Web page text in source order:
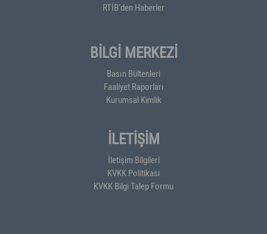
RTİB'den Haberler
BİLGİ MERKEZİ
Basın Bültenleri
Faaliyet Raporları
Kurumsal Kimlik
İLETİŞİM
İletişim Bilgileri
KVKK Politikası
KVKK Bilgi Talep Formu